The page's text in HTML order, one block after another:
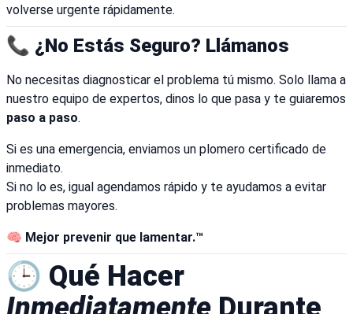
volverse urgente rápidamente.
📞 ¿No Estás Seguro? Llámanos
No necesitas diagnosticar el problema tú mismo. Solo llama a
nuestro equipo de expertos, dinos lo que pasa y te guiaremos
paso a paso.
Si es una emergencia, enviamos un plomero certificado de
inmediato.
Si no lo es, igual agendamos rápido y te ayudamos a evitar
problemas mayores.
🧠 Mejor prevenir que lamentar.™
🕒 Qué Hacer